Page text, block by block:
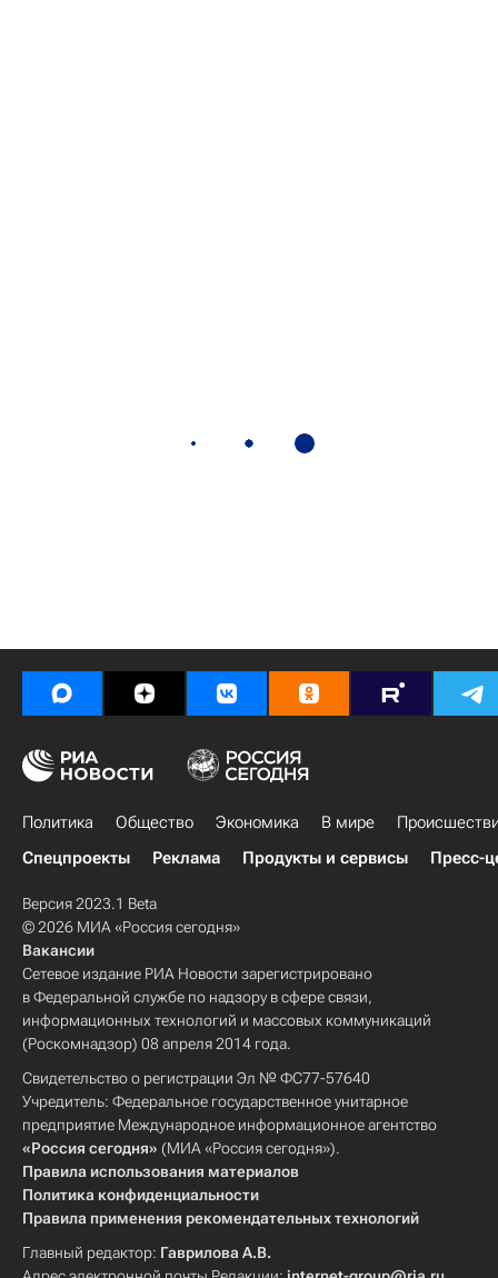
Политика Общество Экономика В мире
Спецпроекты
Реклама Продукты и сервисы Пресс-
Версия 2023.1 Beta
© 2026 МИА «Россия сегодня»
Вакансии
Сетевое издание РИА Новости зарегистрировано
в Федеральной службе по надзору в сфере связи,
информационных технологий и массовых коммуникаций
(Роскомнадзор) 08 апреля 2014 года.
Свидетельство о регистрации Эл № ФС77-57640
Учредитель: Федеральное государственное унитарное
предприятие Международное информационное агентство
«Россия сегодня» (МИА «Россия сегодня»).
Правила использования материалов
Политика конфиденциальности
Правила применения рекомендательных технологий
Главный редактор: Гаврилова А.В.